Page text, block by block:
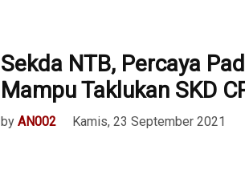
Sekda NTB, Percaya
Mampu Taklukan SKD
by AN002 Kamis, 23 September 2021